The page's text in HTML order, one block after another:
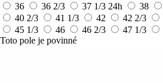
36
36 2/3 37 1/3 24h 38
40 2/3
41 1/3 42 42 2/3
45 1/3
46 46 2/3 47 1/3
Toto pole je povinné